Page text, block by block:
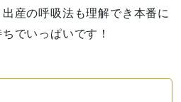
産の呼吸法も理解でき本番に
でいっぱいです！